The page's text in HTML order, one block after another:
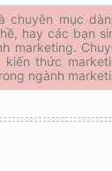
chuyên mục
hay các bạn
marketing.
thức
ngành